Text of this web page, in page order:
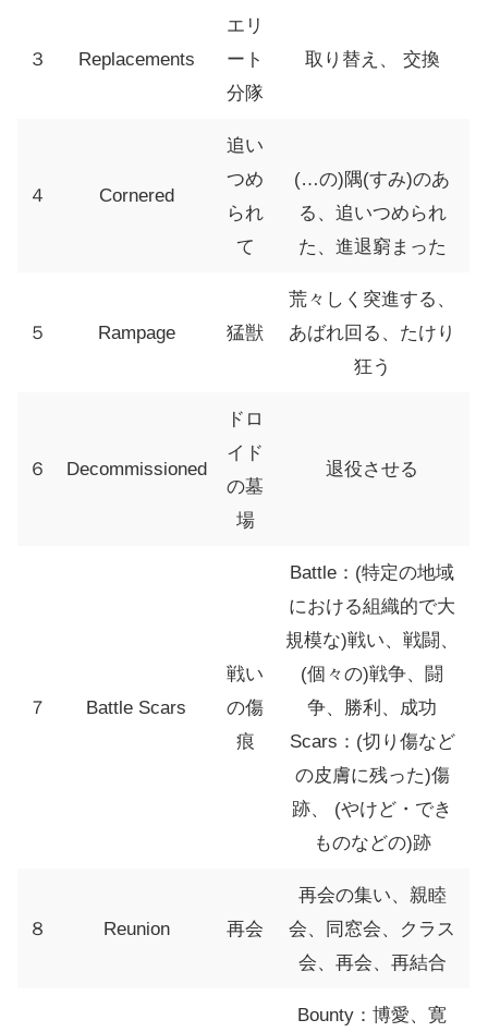
３ Replacements
エリ
ート
分隊
取り替え、 交換
４ Cornered
追い
つめ
られ
て
(…の)隅(すみ)のあ
る、追いつめられ
た、進退窮まった
５ Rampage 猛獣
荒々しく突進する、
あばれ回る、たけり
狂う
６ Decommissioned
ドロ
イド
の墓
場
退役させる
７ Battle Scars
戦い
の傷
痕
Battle：(特定の地域
における組織的で大
規模な)戦い、戦闘、
(個々の)戦争、闘
争、勝利、成功
Scars：(切り傷など
の皮膚に残った)傷
跡、 (やけど・でき
ものなどの)跡
８ Reunion 再会
再会の集い、親睦
会、同窓会、クラス
会、再会、再結合
Bounty：博愛、寛